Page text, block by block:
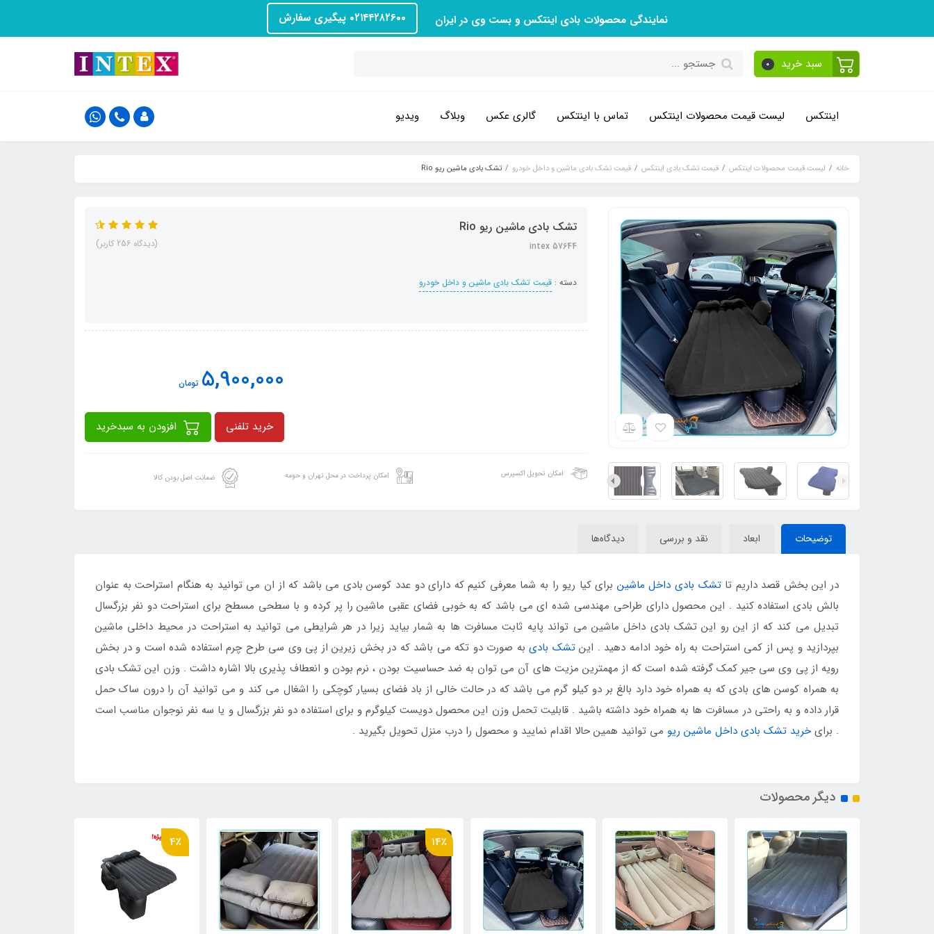
نمایندگی محصولات بادی اینتکس و بست وی در ایران ۰۲۱۴۴۲۸۲۶۰۰ پیگیری سفارش
سبد خرید 0
اینتکس لیست قیمت محصولات اینتکس تماس با اینتکس گالری عکس وبلاگ ویدیو
خانه لیست قیمت محصولات اینتکس قیمت تشک بادی اینتکس قیمت تشک بادی ماشین و داخل خودرو تشک بادی ماشین ریو Rio
تشک بادی ماشین ریو Rio
intex 57644
دسته : قیمت تشک بادی ماشین و داخل خودرو
(دیدگاه 256 کاربر)
5,900,000 تومان
خرید تلفنی
امکان تحویل اکسپرس امکان پرداخت در محل تهران و حومه ضمانت اصل بودن کالا
توضیحات ابعاد نقد و بررسی دیدگاه‌ها
در این بخش قصد داریم تاتشک بادی داخل ماشین برای کیا ریو را به شما معرفی کنیم که دارای دو عدد کوسن بادی می باشد که از ان می توانید به هنگام استراحت به عنوان
بالش بادی استفاده کنید . این محصول دارای طراحی مهندسی شده ای می باشد که به خوبی فضای عقبی ماشین را پر کرده و با سطحی مسطح برای استراحت دو نفر بزرگسال
تبدیل می کند که از این رو این تشک بادی داخل ماشین می تواند پایه ثابت مسافرت ها به شمار بیاید زیرا در هر شرایطی می توانید به استراحت در محیط داخلی ماشین
بپردازید و پس از کمی استراحت به راه خود ادامه دهید . اینتشک بادی به صورت دو تکه می باشد که در بخش زیرین از پی وی سی طرح چرم استفاده شده است و در بخش
رویه از پی وی سی جیر کمک گرفته شده است که از مهمترین مزیت های آن می توان به ضد حساسیت بودن ، نرم بودن و انعطاف پذیری بالا اشاره داشت . وزن این تشک بادی
به همراه کوسن های بادی که به همراه خود دارد بالغ بر دو کیلو گرم می باشد که در حالت خالی از باد فضای بسیار کوچکی را اشغال می کند و می توانید آن را درون ساک حمل
قرار داده و به راحتی در مسافرت ها به همراه خود داشته باشید . قابلیت تحمل وزن این محصول دویست کیلوگرم و برای استفاده دو نفر بزرگسال و یا سه نفر نوجوان مناسب است
. برایخرید تشک بادی داخل ماشین ریو می توانید همین حالا اقدام نمایید و محصول را درب منزل تحویل بگیرید .
دیگر محصولات
14٪ 4٪